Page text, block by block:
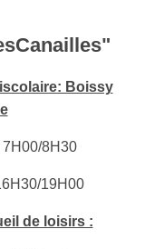
Boissy
7H00/8H30
19H00
de loisirs :